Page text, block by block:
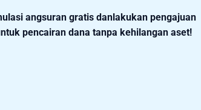
angsuran gratis danlakukan pengajuan
pencairan dana tanpa kehilangan aset!